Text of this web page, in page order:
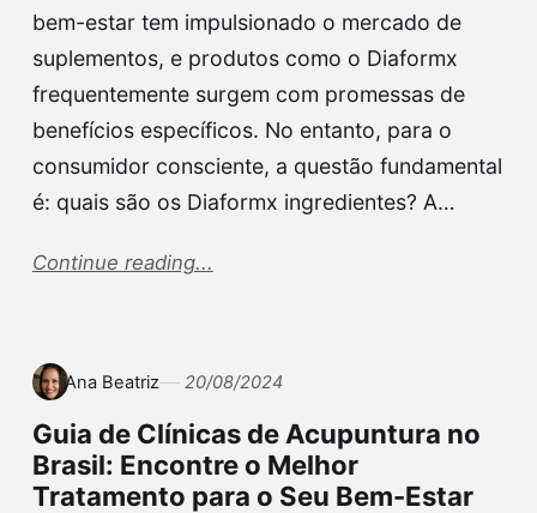
bem-estar tem impulsionado o mercado de
suplementos, e produtos como o Diaformx
frequentemente surgem com promessas de
benefícios específicos. No entanto, para o
consumidor consciente, a questão fundamental
é: quais são os Diaformx ingredientes? A…
Continue reading...
Ana Beatriz 20/08/2024
Guia de Clínicas de Acupuntura no
Brasil: Encontre o Melhor
Tratamento para o Seu Bem-Estar